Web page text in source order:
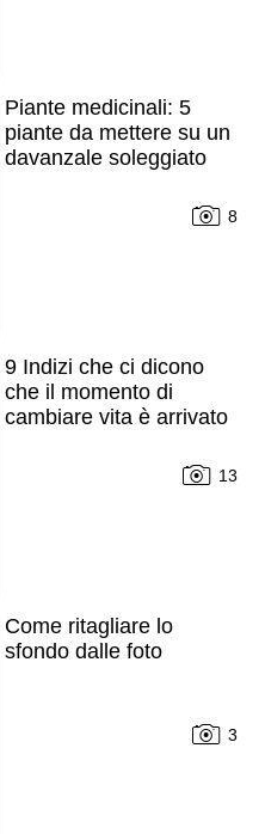
Piante medicinali: 5
piante da mettere su un
davanzale soleggiato
8
9 Indizi che ci dicono
che il momento di
cambiare vita è arrivato
13
Come ritagliare lo
sfondo dalle foto
3